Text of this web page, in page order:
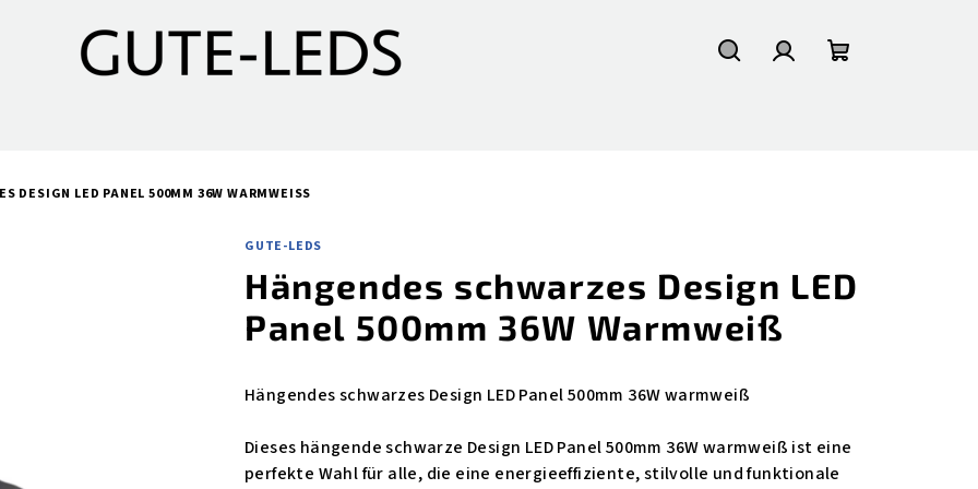
DESIGN LED PANEL 500MM 36W WARMWEISS
GUTE-LEDS
Hängendes schwarzes Design LED
Panel 500mm 36W Warmweiß
Hängendes schwarzes Design LED Panel 500mm 36W warmweiß
Dieses hängende schwarze Design LED Panel 500mm 36W warmweiß ist eine
perfekte Wahl für alle, die eine energieeffiziente, stilvolle und funktionale